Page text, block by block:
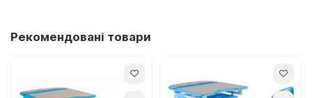
760 мм
Габаритні розміри стільця:
Рекомендовані товари